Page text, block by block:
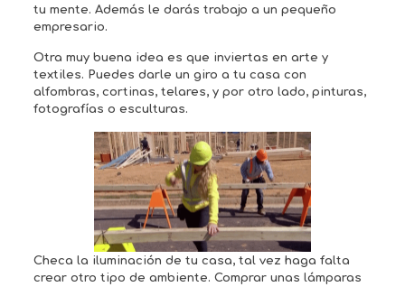
tu mente. Además le darás trabajo a un pequeño
empresario.
Otra muy buena idea es que inviertas en arte y
textiles. Puedes darle un giro a tu casa con
alfombras, cortinas, telares, y por otro lado, pinturas,
fotografías o esculturas.
Checa la iluminación de tu casa, tal vez haga falta
crear otro tipo de ambiente. Comprar unas lámparas